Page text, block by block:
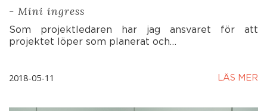
- Mini ingress
Som projektledaren har jag ansvaret för att
projektet löper som planerat och…
2018-05-11 LÄS MER